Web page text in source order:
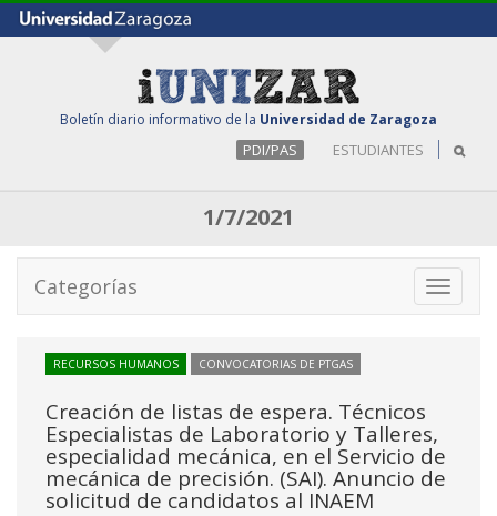
Boletín diario informativo de la Universidad de Zaragoza
PDI/PAS ESTUDIANTES
1/7/2021
Toggle
Categorías
RECURSOS HUMANOS CONVOCATORIAS DE PTGAS
Creación de listas de espera. Técnicos
Especialistas de Laboratorio y Talleres,
especialidad mecánica, en el Servicio de
mecánica de precisión. (SAI). Anuncio de
solicitud de candidatos al INAEM